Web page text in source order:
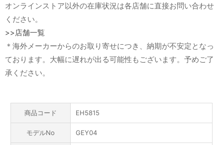
オンラインストア以外の在庫状況は各店舗に直接お問い合わせ
ください。
>>店舗一覧
＊海外メーカーからのお取り寄せにつき、納期が不安定となっ
ております。大幅に遅れが出る可能性もございます。予めご了
承ください。
商品コード EH5815
モデルNo GEY04